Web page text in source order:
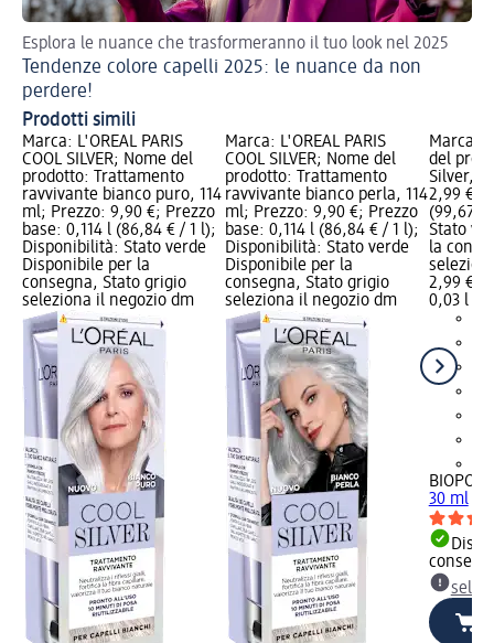
Esplora le nuance che trasformeranno il tuo look nel 2025
Tendenze colore capelli 2025: le nuance da non
perdere!
Prodotti simili
Marca: L'ORÉAL PARIS
COOL SILVER; Nome del
prodotto: Trattamento
ravvivante bianco puro, 114
ml; Prezzo: 9,90 €; Prezzo
base: 0,114 l (86,84 € / 1 l);
Disponibilità: Stato verde
Disponibile per la
consegna, Stato grigio
seleziona il negozio dm
Marca: L'ORÉAL PARIS
COOL SILVER; Nome del
prodotto: Trattamento
ravvivante bianco perla, 114
ml; Prezzo: 9,90 €; Prezzo
base: 0,114 l (86,84 € / 1 l);
Disponibilità: Stato verde
Disponibile per la
consegna, Stato grigio
seleziona il negozio dm
Marca:
del
Silver,
2,99 €;
(99,67
Stato
la
2,99 €
0,03 l
30 ml